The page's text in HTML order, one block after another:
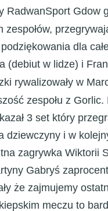
RadwanSport
zespołów,
dla
(debiut w lidze) i
rywalizowały w
zespołu z
3 set który
dziewczyny i w
zagrywka Wiktorii
Gabryś
że zajmujemy
meczu to